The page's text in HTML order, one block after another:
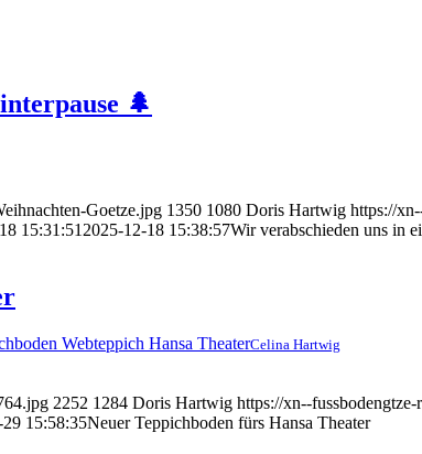
🌲
Goetze.jpg 1350 1080 Doris Hartwig https://
15:31:51 2025-12-18 15:38:57Wir verabschieden uns in
Celina Hartwig
2252 1284 Doris Hartwig https://xn--
15:58:35Neuer Teppichboden fürs Hansa Theater